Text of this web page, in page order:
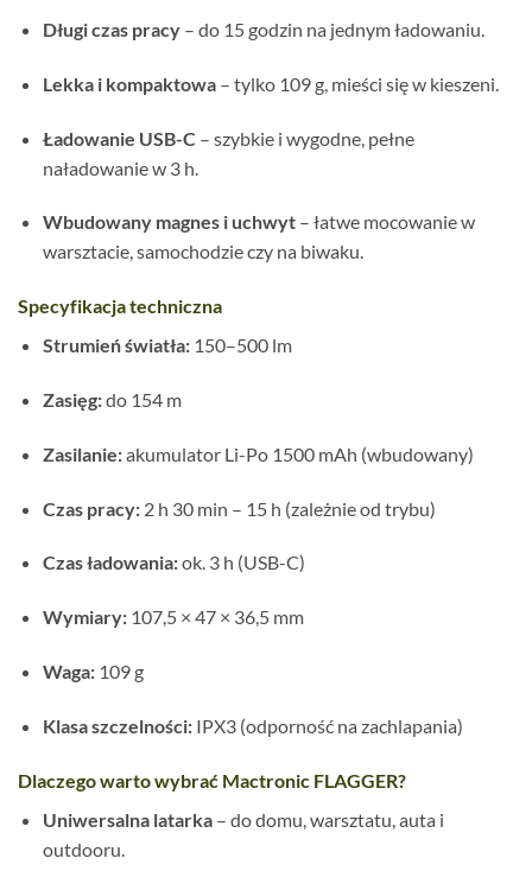
Długi czas pracy– do 15 godzin na jednym ładowaniu.
Lekka i kompaktowa– tylko 109 g, mieści się w kieszeni.
Ładowanie USB-C – szybkie i wygodne, pełne
naładowanie w 3 h.
Wbudowany magnes i uchwyt– łatwe mocowanie w
warsztacie, samochodzie czy na biwaku.
Specyfikacja techniczna
Strumień światła:150–500 lm
Zasięg:do 154 m
Zasilanie:akumulator Li-Po 1500 mAh (wbudowany)
Czas pracy:2 h 30 min – 15 h (zależnie od trybu)
Czas ładowania:ok. 3 h (USB-C)
Wymiary:107,5 × 47 × 36,5 mm
Waga:109 g
Klasa szczelności:IPX3 (odporność na zachlapania)
Dlaczego warto wybrać Mactronic FLAGGER?
Uniwersalna latarka– do domu, warsztatu, auta i
outdooru.